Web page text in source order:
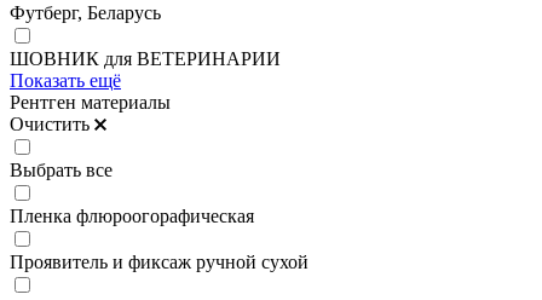
Футберг, Беларусь
ШОВНИК для ВЕТЕРИНАРИИ
Показать ещё
Рентген материалы
Очистить
Выбрать все
Пленка флюроогорафическая
Проявитель и фиксаж ручной сухой